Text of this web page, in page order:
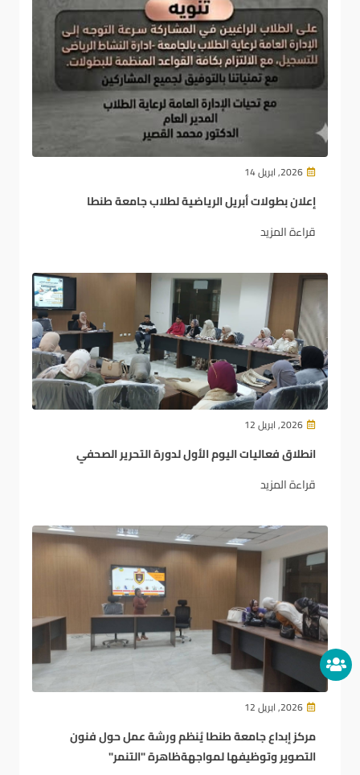
2026, ابريل 14
إعلان بطولات أبريل الرياضية لطلاب جامعة طنطا
قراءة المزيد
2026, ابريل 12
انطلاق فعاليات اليوم الأول لدورة التحرير الصحفي
قراءة المزيد
2026, ابريل 12
مركز إبداع جامعة طنطا يُنظم ورشة عمل حول فنون
التصوير وتوظيفها لمواجهةظاهرة "التنمر"